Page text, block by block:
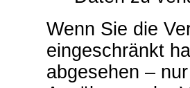
Wenn Sie die
eingeschränkt
abgesehen –